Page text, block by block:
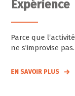
Expérience
Parce que
ne s’improvise
EN SAVOIR PLUS